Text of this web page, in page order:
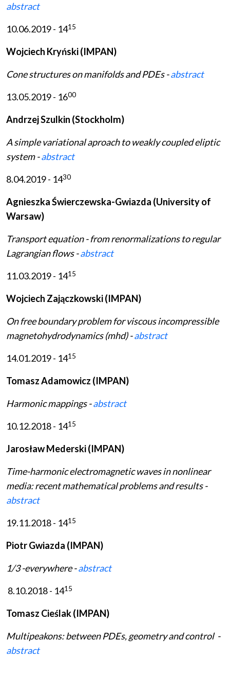
abstract
10.06.2019 - 1415
Wojciech Kryński (IMPAN)
Cone structures on manifolds and PDEs -abstract
13.05.2019 - 1600
Andrzej Szulkin (Stockholm)
A simple variational aproach to weakly coupled eliptic
system -abstract
8.04.2019 - 1430
Agnieszka Świerczewska-Gwiazda (University of
Warsaw)
Transport equation - from renormalizations to regular
Lagrangian flows -abstract
11.03.2019 - 1415
Wojciech Zajączkowski (IMPAN)
On free boundary problem for viscous incompressible
magnetohydrodynamics (mhd) -abstract
14.01.2019 - 1415
Tomasz Adamowicz (IMPAN)
Harmonic mappings -abstract
10.12.2018 - 1415
Jarosław Mederski (IMPAN)
Time-harmonic electromagnetic waves in nonlinear
media: recent mathematical problems and results -
abstract
19.11.2018 - 1415
Piotr Gwiazda (IMPAN)
1/3 -everywhere -abstract
8.10.2018 - 1415
Tomasz Cieślak (IMPAN)
Multipeakons: between PDEs, geometry and control -
abstract